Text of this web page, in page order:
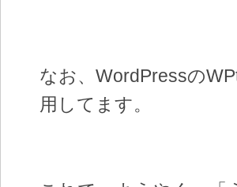
なお、WordPressの
用してます。